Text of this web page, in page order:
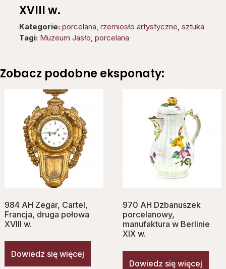
XVIII w.
Kategorie: porcelana rzemiosło artystyczne sztuka
Tagi: Muzeum Jasło porcelana
Zobacz podobne eksponaty:
984 AH Zegar, Cartel,
Francja, druga połowa
XVIII w.
Dowiedz się więcej
970 AH Dzbanuszek
porcelanowy,
manufaktura w Berlinie
XIX w.
Dowiedz się więcej